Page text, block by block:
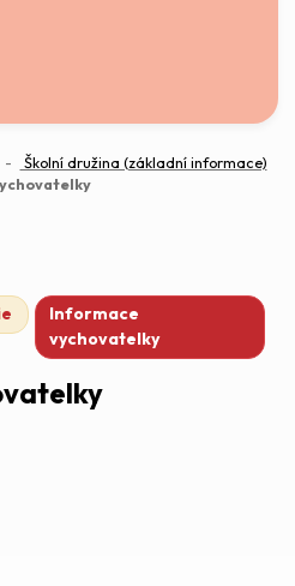
Školní družina (základní informace)
(aktuální)
Informace
vychovatelky